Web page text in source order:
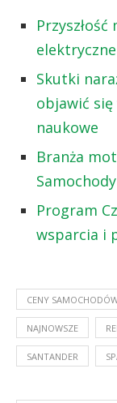
Skutki
objawić się
naukowe
Branża
Program
wsparcia i
CENY
NAJNOWSZE
SANTANDER